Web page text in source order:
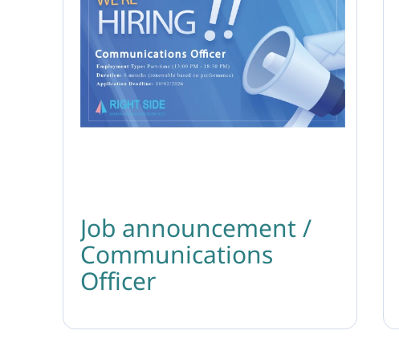
Job announcement /
Communications
Officer